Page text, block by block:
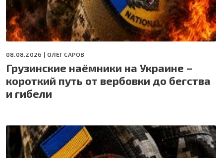
08.08.2026 | ОЛЕГ САРОВ
Грузинские наёмники на Украине –
короткий путь от вербовки до бегства
и гибели